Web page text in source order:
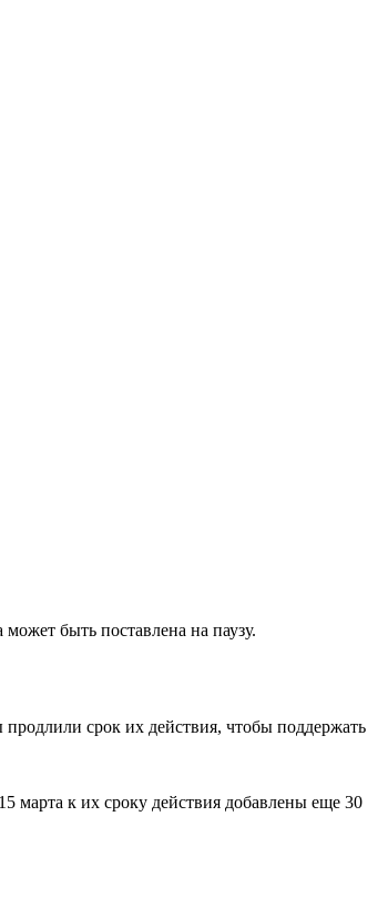
быть поставлена на паузу.
срок их действия, чтобы поддержать
марта к их сроку действия добавлены еще 30